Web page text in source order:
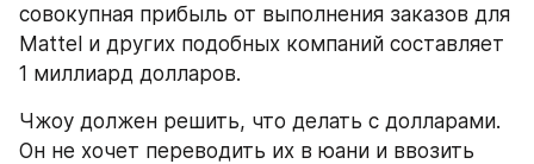
совокупная прибыль от выполнения заказов для
Mattel и других подобных компаний составляет
1 миллиард долларов.
Чжоу должен решить, что делать с долларами.
Он не хочет переводить их в юани и ввозить